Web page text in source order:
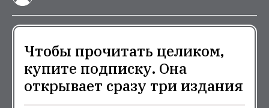
Чтобы прочитать целиком,
купите подписку. Она
открывает сразу три издания